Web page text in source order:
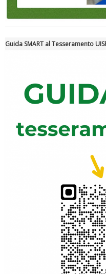
rivoluzioni"
Tiziano Pesce a Radio
Guida SMART al Tesseramento